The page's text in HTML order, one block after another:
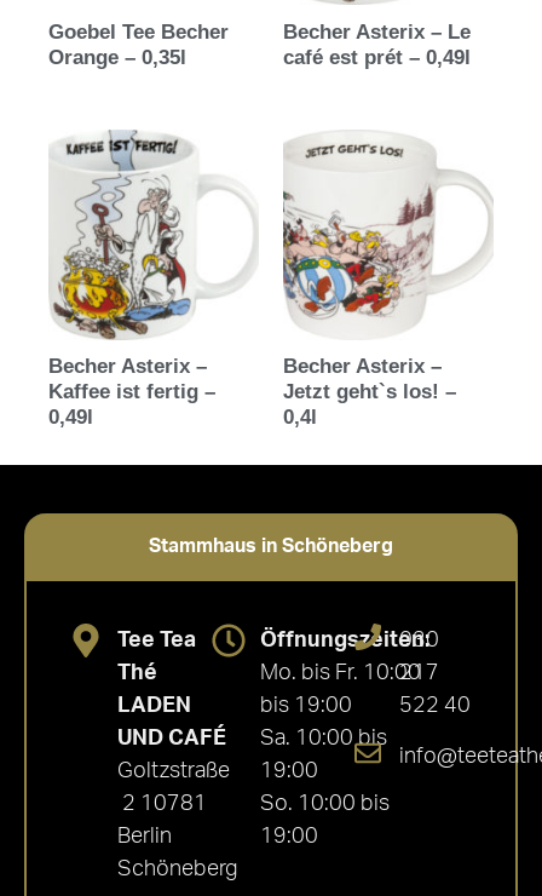
Goebel Tee Becher
Orange – 0,35l
Becher Asterix – Le
café est prét – 0,49l
Becher Asterix –
Kaffee ist fertig –
0,49l
Becher Asterix –
Jetzt geht`s los! –
0,4l
Stammhaus in Schöneberg
Tee Tea
Thé
LADEN
UND CAFÉ
Goltzstraße
2 10781
Berlin
Schöneberg
Öffnungszeiten:
Mo. bis Fr. 10:00
bis 19:00
Sa. 10:00 bis
19:00
So. 10:00 bis
19:00
030
217
522 40